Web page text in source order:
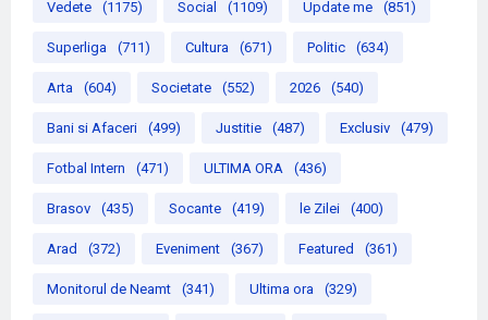
Vedete (1175) Social (1109) Update me (851)
Superliga (711) Cultura (671) Politic (634)
Arta (604) Societate (552) 2026 (540)
Bani si Afaceri (499) Justitie (487) Exclusiv (479)
Fotbal Intern (471) ULTIMA ORA (436)
Brasov (435) Socante (419) le Zilei (400)
Arad (372) Eveniment (367) Featured (361)
Monitorul de Neamt (341) Ultima ora (329)